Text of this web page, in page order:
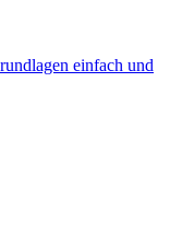
einfach und